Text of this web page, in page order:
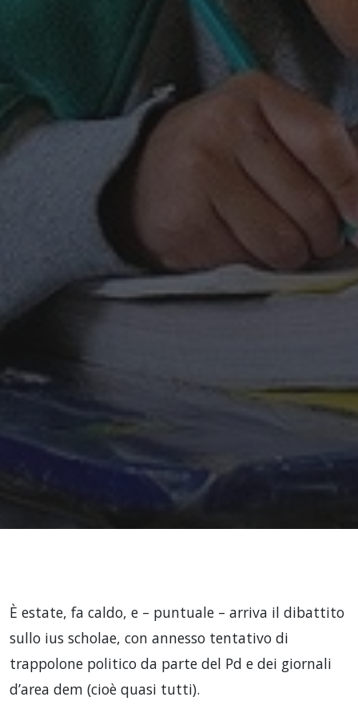
È estate, fa caldo, e – puntuale – arriva il dibattito
sullo ius scholae, con annesso tentativo di
trappolone politico da parte del Pd e dei giornali
d’area dem (cioè quasi tutti).